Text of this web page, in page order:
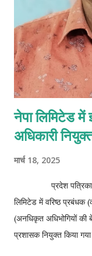
नेपा लिमिटेड में
अधिकारी
मार्च 18, 2025
प्रदेश पत्रिका:-
लिमिटेड में वरिष्ठ प्रबंधक
(अनधिकृत अधिभोगियों
प्रशासक नियुक्त किया